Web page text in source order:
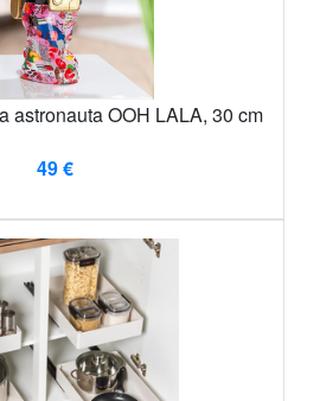
astronauta OOH LALA, 30 cm
49 €